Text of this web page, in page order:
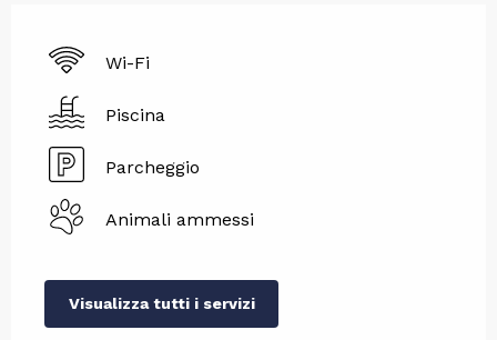
Wi-Fi
Piscina
Parcheggio
Animali ammessi
Visualizza tutti i servizi